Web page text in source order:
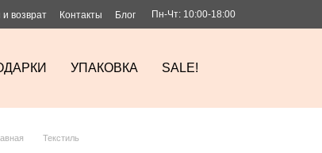
возврат Контакты Блог Пн-Чт: 10:00-18:00
УПАКОВКА SALE!
Текстиль